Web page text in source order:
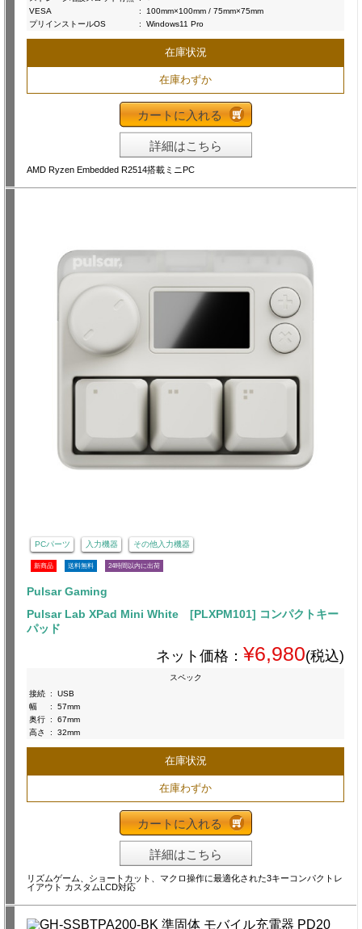
VESA
:
100mm×100mm / 75mm×75mm
プリインストールOS
: Windows11 Pro
在庫状況
在庫わずか
カートに入れる
詳細はこちら
AMD Ryzen Embedded R2514搭載ミニPC
PCパーツ 入力機器 その他入力機器
新商品 送料無料 24時間以内に出荷
Pulsar Gaming
Pulsar Lab XPad Mini White [PLXPM101] コンパクトキー
パッド
ネット価格： ¥6,980(税込)
スペック
接続 :
USB
幅
:
57mm
奥行 :
67mm
高さ
: 32mm
在庫状況
在庫わずか
カートに入れる
詳細はこちら
リズムゲーム、ショートカット、マクロ操作に最適化された3キーコンパクトレ
イアウト カスタムLCD対応